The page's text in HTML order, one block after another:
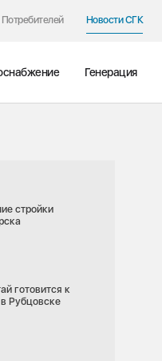
Новости СГК
Генерация
стройки
готовится к
Рубцовске